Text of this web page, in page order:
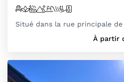
Situé dans la rue principale de
À partir